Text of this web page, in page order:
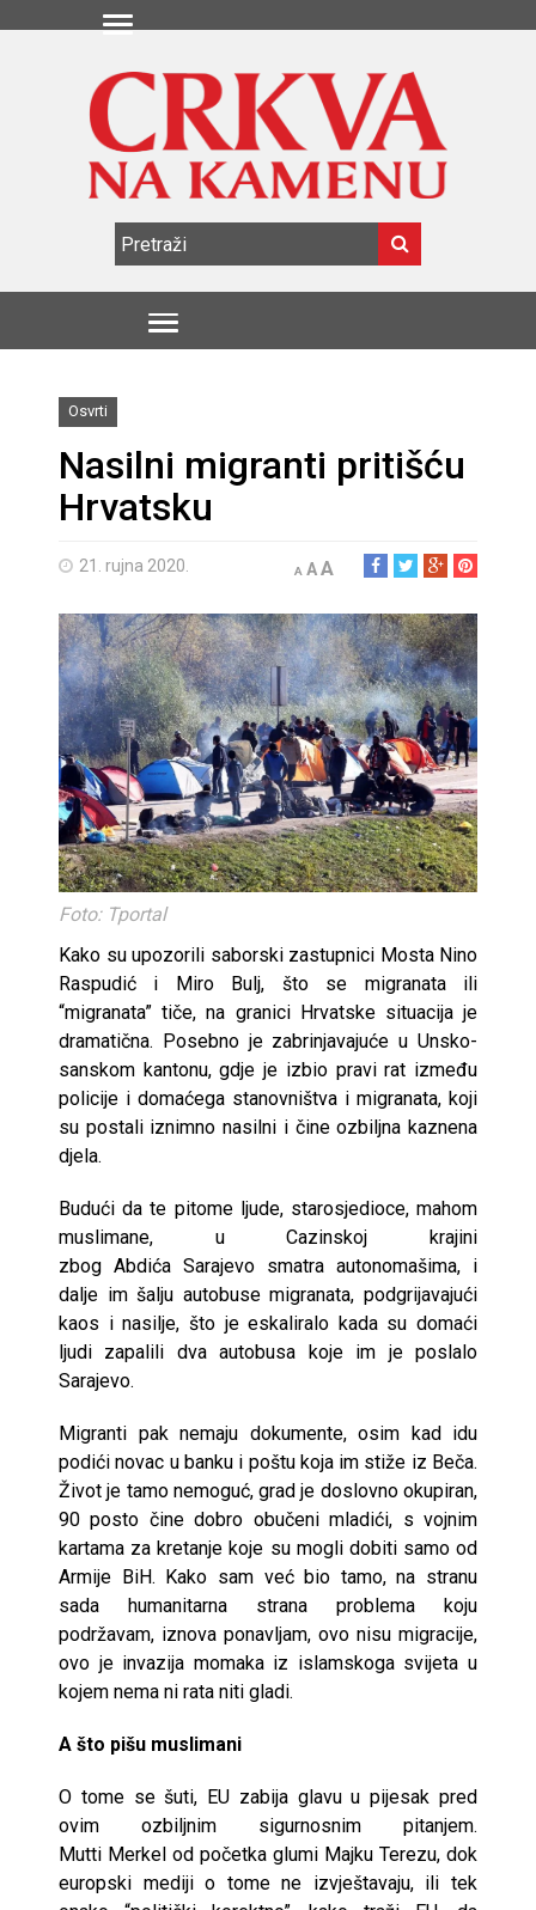
Osvrti
Nasilni migranti pritišću
Hrvatsku
21. rujna 2020. A AA
Foto: Tportal
Kako su upozorili saborski zastupnici Mosta Nino
Raspudić i Miro Bulj, što se migranata ili
“migranata” tiče, na granici Hrvatske situacija je
dramatična. Posebno je zabrinjavajuće u Unsko-
sanskom kantonu, gdje je izbio pravi rat između
policije i domaćega stanovništva i migranata, koji
su postali iznimno nasilni i čine ozbiljna kaznena
djela.
Budući da te pitome ljude, starosjedioce, mahom
muslimane, u Cazinskoj krajini
zbog Abdića Sarajevo smatra autonomašima, i
dalje im šalju autobuse migranata, podgrijavajući
kaos i nasilje, što je eskaliralo kada su domaći
ljudi zapalili dva autobusa koje im je poslalo
Sarajevo.
Migranti pak nemaju dokumente, osim kad idu
podići novac u banku i poštu koja im stiže iz Beča.
Život je tamo nemoguć, grad je doslovno okupiran,
90 posto čine dobro obučeni mladići, s vojnim
kartama za kretanje koje su mogli dobiti samo od
Armije BiH. Kako sam već bio tamo, na stranu
sada humanitarna strana problema koju
podržavam, iznova ponavljam, ovo nisu migracije,
ovo je invazija momaka iz islamskoga svijeta u
kojem nema ni rata niti gladi.
A što pišu muslimani
O tome se šuti, EU zabija glavu u pijesak pred
ovim ozbiljnim sigurnosnim pitanjem.
Mutti Merkel od početka glumi Majku Terezu, dok
europski mediji o tome ne izvještavaju, ili tek